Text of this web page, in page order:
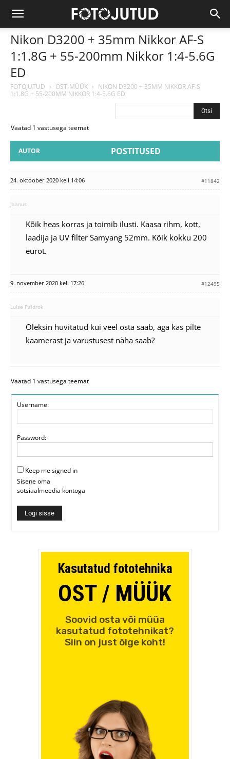
Nikon D3200 + 35mm Nikkor AF-S
1:1.8G + 55-200mm Nikkor 1:4-5.6G
ED
FOTOJUTUD › OST-MÜÜK › NIKON D3200 + 35MM NIKKOR AF-S
1:1.8G + 55-200MM NIKKOR 1:4-5.6G ED
Vaatad 1 vastusega teemat
AUTOR POSTITUSED
24. oktoober 2020 kell 14:06 #11842
Jaanus
Kõik heas korras ja toimib ilusti. Kaasa rihm, kott,
laadija ja UV filter Samyang 52mm. Kõik kokku 200
eurot.
9. november 2020 kell 17:26 #12495
Luise Paldrok
Oleksin huvitatud kui veel osta saab, aga kas pilte
kaamerast ja varustusest näha saab?
Vaatad 1 vastusega teemat
Username:
Password:
Keep me signed in
Sisene oma
sotsiaalmeedia kontoga
Logi sisse